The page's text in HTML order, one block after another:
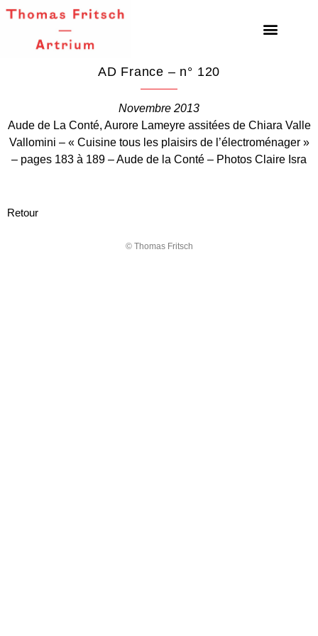
AD France – n° 120
Novembre 2013
Aude de La Conté, Aurore Lameyre assitées de Chiara Valle
Vallomini – « Cuisine tous les plaisirs de l’électroménager »
– pages 183 à 189 – Aude de la Conté – Photos Claire Isra
Retour
© Thomas Fritsch